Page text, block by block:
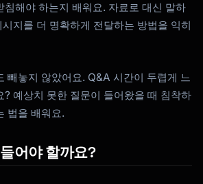
침해야 하는지 배워요. 자료로 대신 말하
지를 더 명확하게 전달하는 방법을 익히
빼놓지 않았어요. Q&A 시간이 두렵게 느
? 예상치 못한 질문이 들어왔을 때 침착하
법을 배워요.
어야 할까요?